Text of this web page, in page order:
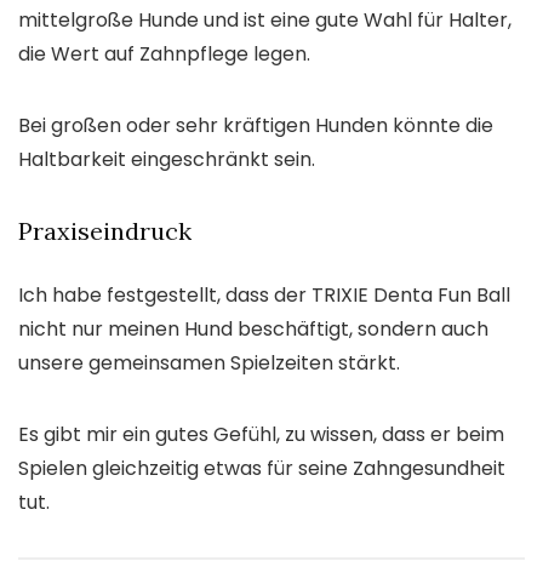
mittelgroße Hunde und ist eine gute Wahl für Halter,
die Wert auf Zahnpflege legen.
Bei großen oder sehr kräftigen Hunden könnte die
Haltbarkeit eingeschränkt sein.
Praxiseindruck
Ich habe festgestellt, dass der TRIXIE Denta Fun Ball
nicht nur meinen Hund beschäftigt, sondern auch
unsere gemeinsamen Spielzeiten stärkt.
Es gibt mir ein gutes Gefühl, zu wissen, dass er beim
Spielen gleichzeitig etwas für seine Zahngesundheit
tut.